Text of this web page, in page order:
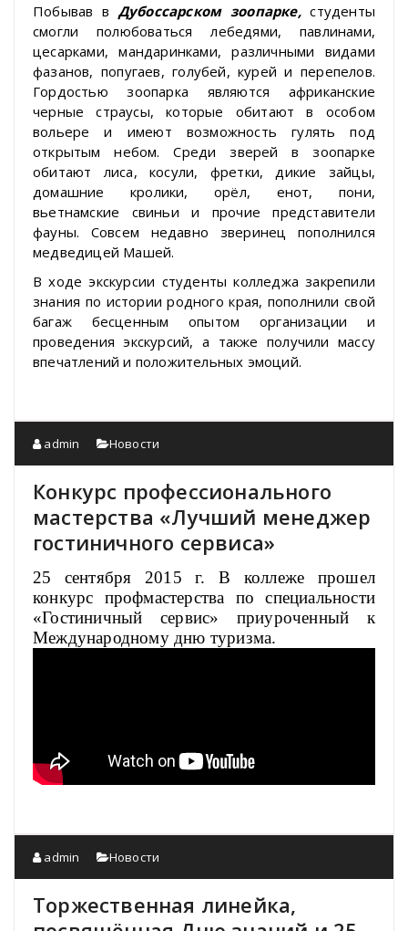
Побывав в Дубоссарском зоопарке,студенты
смогли полюбоваться лебедями, павлинами,
цесарками, мандаринками, различными видами
фазанов, попугаев, голубей, курей и перепелов.
Гордостью зоопарка являются африканские
черные страусы, которые обитают в особом
вольере и имеют возможность гулять под
открытым небом. Среди зверей в зоопарке
обитают лиса, косули, фретки, дикие зайцы,
домашние кролики, орёл, енот, пони,
вьетнамские свиньи и прочие представители
фауны. Совсем недавно зверинец пополнился
медведицей Машей.
В ходе экскурсии студенты колледжа закрепили
знания по истории родного края, пополнили свой
багаж бесценным опытом организации и
проведения экскурсий, а также получили массу
впечатлений и положительных эмоций.
admin Новости
Конкурс профессионального
мастерства «Лучший менеджер
гостиничного сервиса»
25 сентября 2015 г. В коллеже прошел
конкурс профмастерства по специальности
«Гостиничный сервис» приуроченный к
Международному дню туризма.
admin Новости
Торжественная линейка,